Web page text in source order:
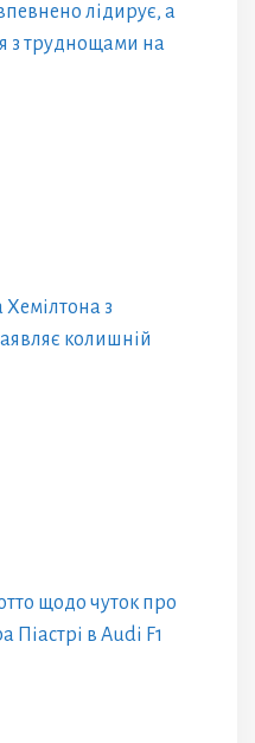
лідирує, а
з труднощами на
з
колишній
щодо чуток про
Піастрі в Audi F1